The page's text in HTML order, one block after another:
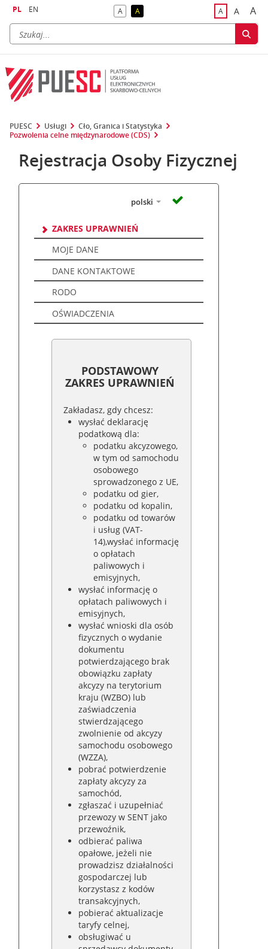
PL EN Akontrast domyślny
Akontrast żółty tekst na czarnym tle
Adomyślna
A A
PUESC Usługi
Cło, Granica i Statystyka
Pozwolenia celne międzynarodowe (CDS)
Rejestracja Osoby Fizycznej